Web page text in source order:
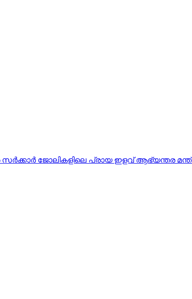
ജോലികളിലെ പ്രായ ഇളവ് ആഭ്യന്തര